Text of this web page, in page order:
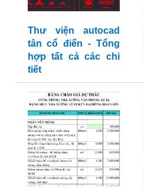
Thư viện autocad
tân cổ điển - Tổng
hợp tất cả các chi
tiết